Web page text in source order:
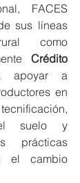
FACES
sus líneas
Crédito
apoyar a
en
suelo y
prácticas
el cambio